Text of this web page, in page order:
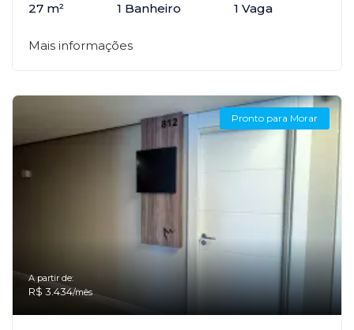
27 m² 1 Banheiro 1 Vaga
Mais informações
Pronto para Morar
A partir de:
R$ 3.434/mês